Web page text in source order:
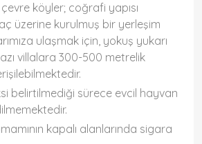
köyler; coğrafi yapısı
üzerine kurulmuş bir yerleşim
ulaşmak için, yokuş yukarı
villalara 300-500 metrelik
belirtilmediği sürece evcil hayvan
kapalı alanlarında sigara